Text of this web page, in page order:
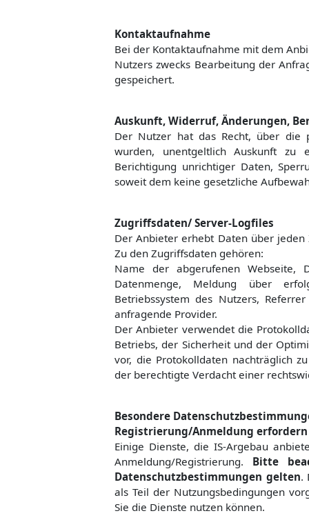
Kontaktaufnahme
Bei der Kontaktaufnahme mit dem
Nutzers zwecks Bearbeitung der
gespeichert.
Auskunft, Widerruf, Änderungen,
Der Nutzer hat das Recht, über die
wurden, unentgeltlich Auskunft zu
Berichtigung unrichtiger Daten,
soweit dem keine gesetzliche
Zugriffsdaten/ Server-Logfiles
Der Anbieter erhebt Daten über
Zu den Zugriffsdaten gehören:
Name der abgerufenen Webseite,
Datenmenge, Meldung über
Betriebssystem des Nutzers,
anfragende Provider.
Der Anbieter verwendet die
Betriebs, der Sicherheit und der
vor, die Protokolldaten nachträglich
der berechtigte Verdacht einer
Besondere
Registrierung/Anmeldung erfordern
Einige Dienste, die IS-Argebau
Anmeldung/Registrierung. Bitte
Datenschutzbestimmungen gelten.
als Teil der Nutzungsbedingungen
Sie die Dienste nutzen können.